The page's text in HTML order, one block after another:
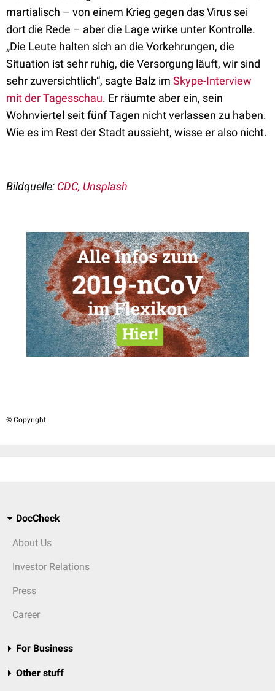
martialisch – von einem Krieg gegen das Virus sei
dort die Rede – aber die Lage wirke unter Kontrolle.
„Die Leute halten sich an die Vorkehrungen, die
Situation ist sehr ruhig, die Versorgung läuft, wir sind
sehr zuversichtlich“, sagte Balz im Skype-Interview
mit der Tagesschau. Er räumte aber ein, sein
Wohnviertel seit fünf Tagen nicht verlassen zu haben.
Wie es im Rest der Stadt aussieht, wisse er also nicht.
Bildquelle: CDC, Unsplash
© Copyright
DocCheck
About Us
Investor Relations
Press
Career
For Business
Other stuff